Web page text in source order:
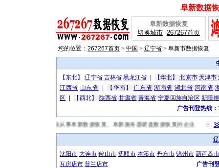
阜新数据
阜新数据恢复
切换城市 267267首页
您的位置： 267267首页 > 中国 > 辽宁省 > 阜新市数据恢复
【东北】辽宁省 吉林省 黑龙江省 【华北】北京市 天津市
江西省 山东省 【华南】 广东省 湖南省 湖北省 河南省
区
【西北】 陕西省 甘肃省 青海省 宁夏回族自治区 新疆
广告刊登热线
，是阜新专业从事阜新数据恢复、阜新服务器硬盘数据恢复的企业,数据恢☆
沈阳市 大连市 鞍山市 抚顺市 本溪市 丹东市 锦州市 葫芦岛市
瓦房店市 普兰店市 广告刊